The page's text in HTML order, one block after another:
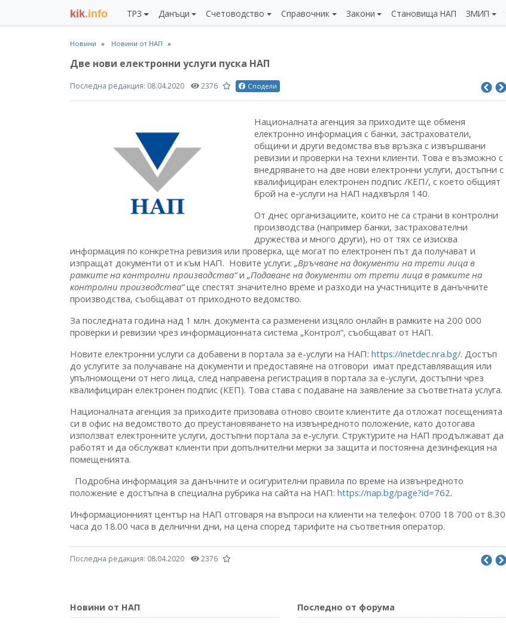
kik.info ТРЗ Данъци Счетоводство Справочник Закони Становища НАП ЗМИП
Новини Новини от НАП
Две нови електронни услуги пуска НАП
Последна редакция: 08.04.2020 2376 Сподели
Националната агенция за приходите ще обменя
електронно информация с банки, застрахователи,
общини и други ведомства във връзка с извършвани
ревизии и проверки на техни клиенти. Това е възможно с
внедряването на две нови електронни услуги, достъпни с
квалифициран електронен подпис /КЕП/, с което общият
брой на е-услуги на НАП надхвърля 140.
От днес организациите, които не са страни в контролни
производства (например банки, застрахователни
дружества и много други), но от тях се изисква
информация по конкретна ревизия или проверка, ще могат по електронен път да получават и
изпращат документи от и към НАП. Новите услуги: „Връчване на документи на трети лица в
рамките на контролни производства“и „Подаване на документи от трети лица в рамките на
контролни производства“ще спестят значително време и разходи на участниците в данъчните
производства, съобщават от приходното ведомство.
За последната година над 1 млн. документа са разменени изцяло онлайн в рамките на 200 000
проверки и ревизии чрез информационната система „Контрол“, съобщават от НАП.
Новите електронни услуги са добавени в портала за е-услуги на НАП: https://inetdec.nra.bg/. Достъп
до услугите за получаване на документи и предоставяне на отговори имат представляващия или
упълномощени от него лица, след направена регистрация в портала за е-услуги, достъпни чрез
квалифициран електронен подпис (КЕП). Това става с подаване на заявление за съответната услуга.
Националната агенция за приходите призовава отново своите клиентите да отложат посещенията
си в офис на ведомството до преустановяването на извънредното положение, като дотогава
използват електронните услуги, достъпни портала за е-услуги. Структурите на НАП продължават да
работят и да обслужват клиенти при допълнителни мерки за защита и постоянна дезинфекция на
помещенията.
Подробна информация за данъчните и осигурителни правила по време на извънредното
положение е достъпна в специална рубрика на сайта на НАП: https://nap.bg/page?id=762.
Информационният център на НАП отговаря на въпроси на клиенти на телефон: 0700 18 700 от 8.30
часа до 18.00 часа в делнични дни, на цена според тарифите на съответния оператор.
Последна редакция: 08.04.2020 2376
Новини от НАП
Последно от форума